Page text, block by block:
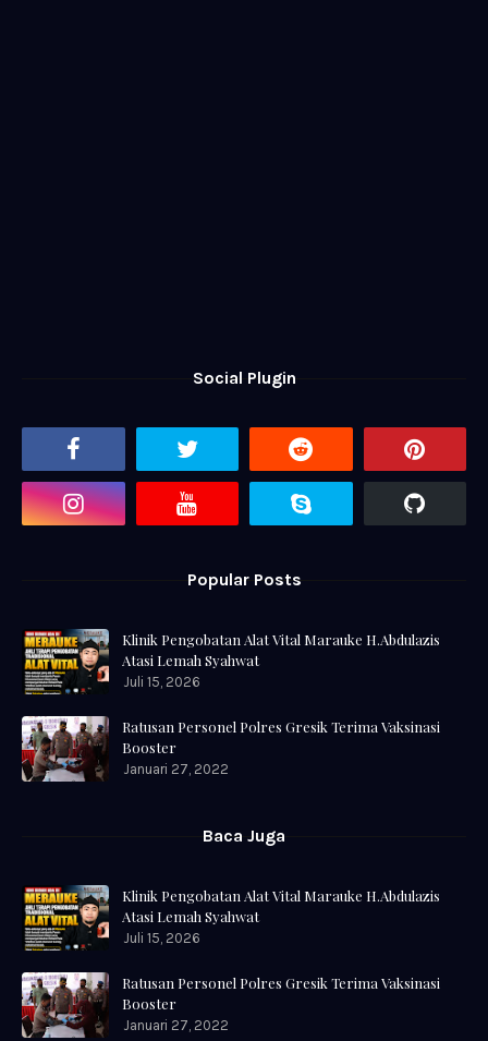
Social Plugin
Popular Posts
Klinik Pengobatan Alat Vital Marauke H.Abdulazis
Atasi Lemah Syahwat
Juli 15, 2026
Ratusan Personel Polres Gresik Terima Vaksinasi
Booster
Januari 27, 2022
Baca Juga
Klinik Pengobatan Alat Vital Marauke H.Abdulazis
Atasi Lemah Syahwat
Juli 15, 2026
Ratusan Personel Polres Gresik Terima Vaksinasi
Booster
Januari 27, 2022